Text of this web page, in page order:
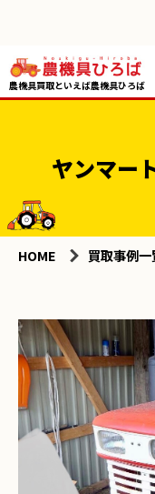
農機具買取といえば農機具ひろば
ヤンマー
HOME 買取事例一